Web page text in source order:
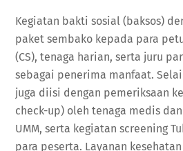
Kegiatan bakti sosial (baksos)
paket sembako kepada para
(CS), tenaga harian, serta juru
sebagai penerima manfaat.
juga diisi dengan pemeriksaan
check-up) oleh tenaga medis
UMM, serta kegiatan screening
para peserta. Layanan